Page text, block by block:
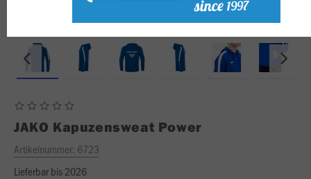
JAKO Kapuzensweat Power
Artikelnummer: 6723
Lieferbar bis 2026